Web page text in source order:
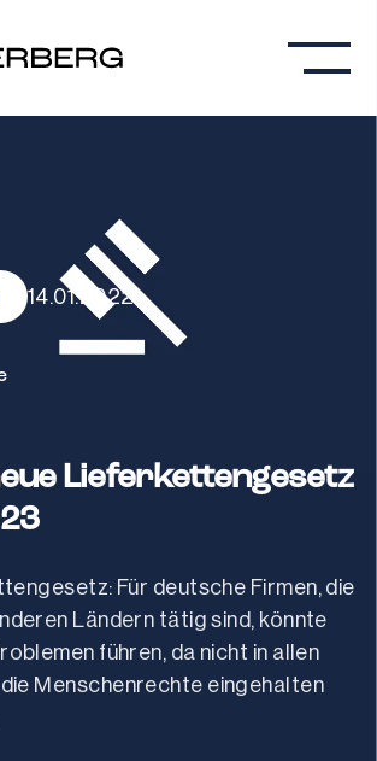
14.01.2022
Lieferkettengesetz
Für deutsche Firmen, die
Ländern tätig sind, könnte
führen, da nicht in allen
Menschenrechte eingehalten